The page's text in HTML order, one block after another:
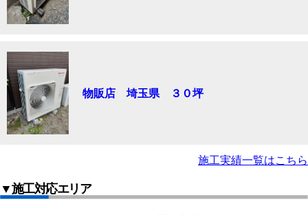
物販店 埼玉県 ３０坪
施工実績一覧はこちら
▼施工対応エリア